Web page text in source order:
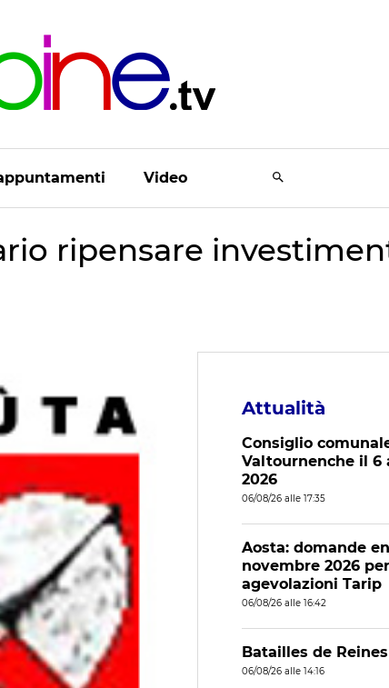
Video
ripensare
Attualità
Consiglio
Valtournenche il 6
2026
06/08/26 alle 17:35
Aosta: domande
novembre 2026
agevolazioni Tarip
06/08/26 alle 16:42
Batailles de
06/08/26 alle 14:16